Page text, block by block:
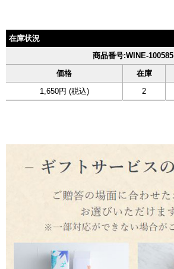
在庫状況
商品番号:WINE-100585
価格
在庫
1,650円 (税込)
2